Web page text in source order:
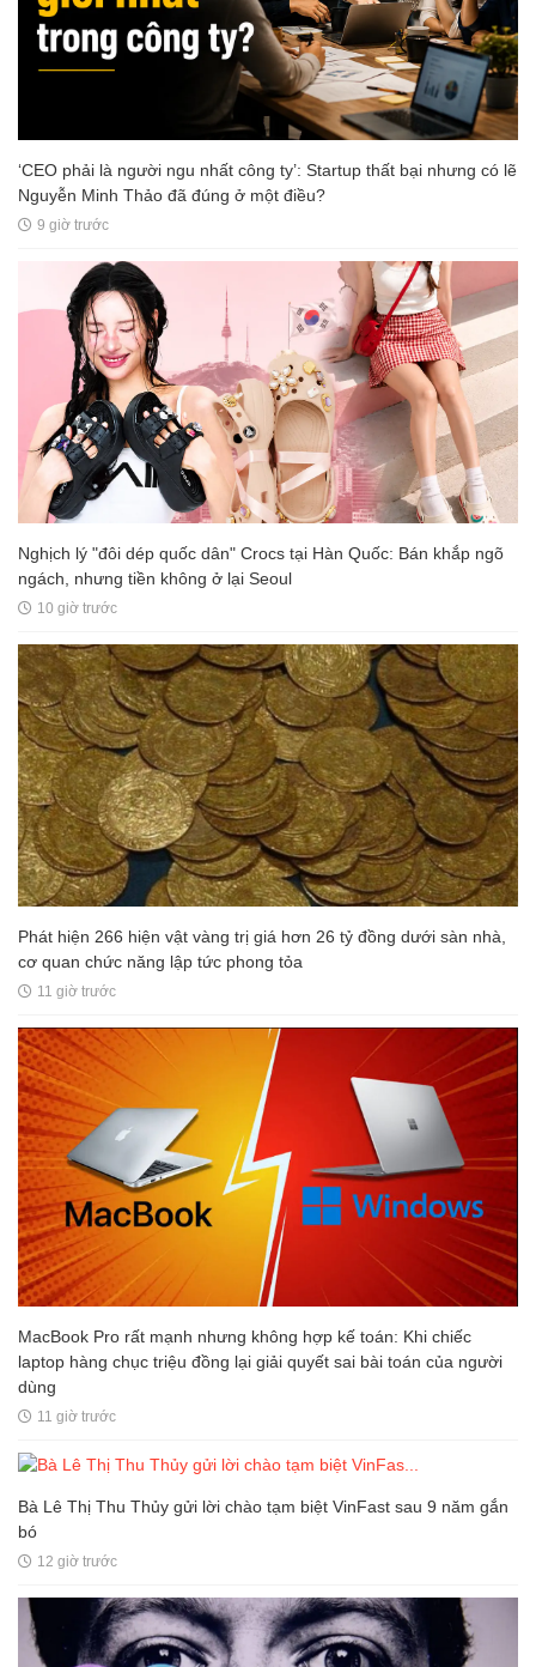
‘CEO phải là người ngu nhất công ty’: Startup thất bại nhưng có lẽ
Nguyễn Minh Thảo đã đúng ở một điều?
9 giờ trước
Nghịch lý "đôi dép quốc dân" Crocs tại Hàn Quốc: Bán khắp ngõ
ngách, nhưng tiền không ở lại Seoul
10 giờ trước
Phát hiện 266 hiện vật vàng trị giá hơn 26 tỷ đồng dưới sàn nhà,
cơ quan chức năng lập tức phong tỏa
11 giờ trước
MacBook Pro rất mạnh nhưng không hợp kế toán: Khi chiếc
laptop hàng chục triệu đồng lại giải quyết sai bài toán của người
dùng
11 giờ trước
Bà Lê Thị Thu Thủy gửi lời chào tạm biệt VinFast sau 9 năm gắn
bó
12 giờ trước